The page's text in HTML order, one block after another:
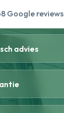
Google reviews
advies